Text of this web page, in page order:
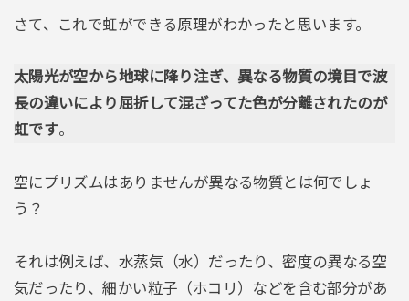
さて、これで虹ができる原理がわかったと思います。
太陽光が空から地球に降り注ぎ、異なる物質の境目で波
長の違いにより屈折して混ざってた色が分離されたのが
虹です。
空にプリズムはありませんが異なる物質とは何でしょ
う？
それは例えば、水蒸気（水）だったり、密度の異なる空
気だったり、細かい粒子（ホコリ）などを含む部分があ